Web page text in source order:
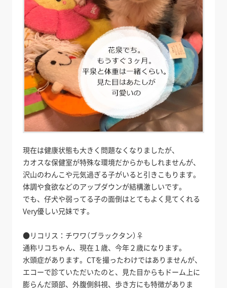
現在は健康状態も大きく問題なくなりましたが、
カオスな保健室が特殊な環境だからかもしれませんが、
沢山のわんこや元気過ぎる子がいると引きこもります。
体調や食欲などのアップダウンが結構激しいです。
でも、仔犬や弱ってる子の面倒はとてもよく見てくれる
Very優しい兄妹です。
●リコリス：チワワ（ブラックタン）♀
通称リコちゃん、現在１歳、今年２歳になります。
水頭症があります。CTを撮ったわけではありませんが、
エコーで診ていただいたのと、見た目からもドーム上に
膨らんだ頭部、外腹側斜視、歩き方にも特徴がありま